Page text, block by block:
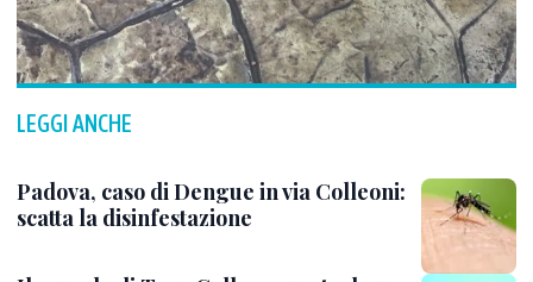
LEGGI ANCHE
Padova, caso di Dengue in via Colleoni:
scatta la disinfestazione